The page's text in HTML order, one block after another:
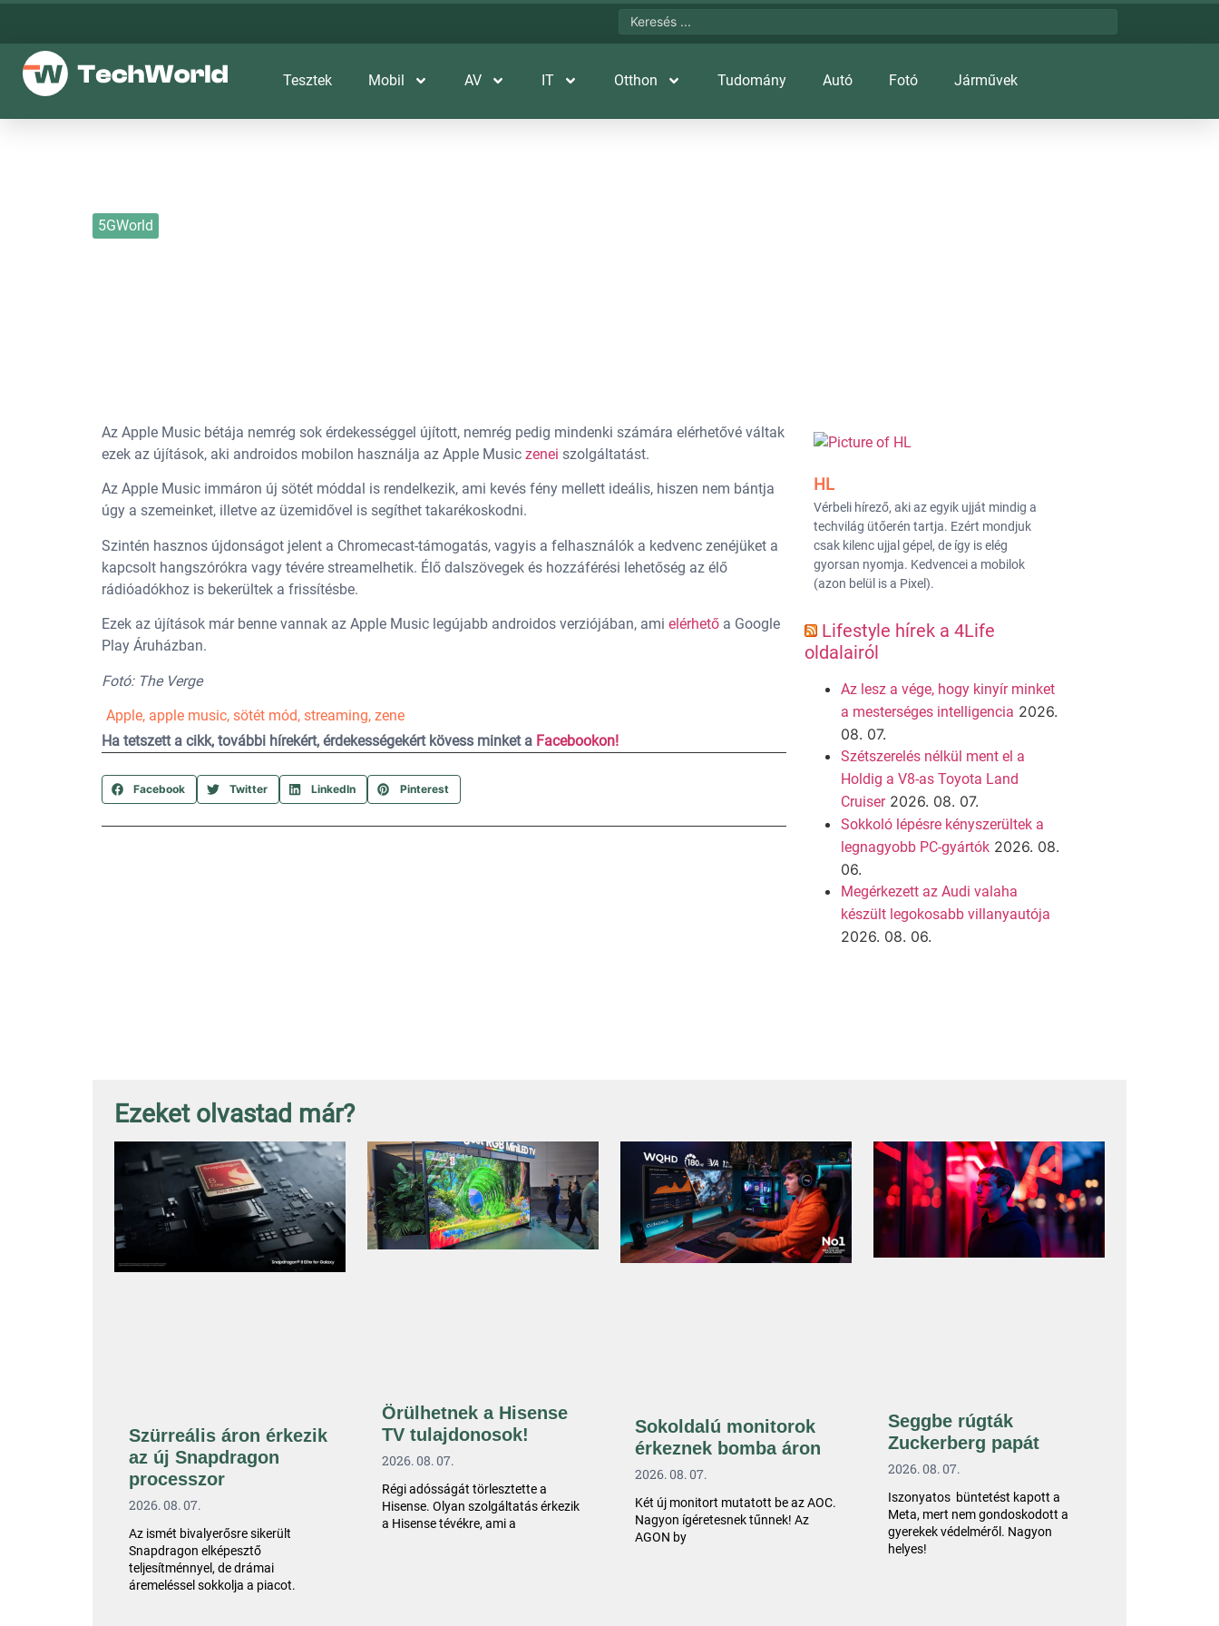
Tesztek Mobil AV IT Otthon Tudomány Autó Fotó Járművek
5GWorld
Az Apple Music bétája nemrég sok érdekességgel újított, nemrég pedig mindenki számára elérhetővé váltak
ezek az újítások, aki androidos mobilon használja az Apple Music zenei szolgáltatást.
Az Apple Music immáron új sötét móddal is rendelkezik, ami kevés fény mellett ideális, hiszen nem bántja
úgy a szemeinket, illetve az üzemidővel is segíthet takarékoskodni.
Szintén hasznos újdonságot jelent a Chromecast-támogatás, vagyis a felhasználók a kedvenc zenéjüket a
kapcsolt hangszórókra vagy tévére streamelhetik. Élő dalszövegek és hozzáférési lehetőség az élő
rádióadókhoz is bekerültek a frissítésbe.
Ezek az újítások már benne vannak az Apple Music legújabb androidos verziójában, ami elérhető a Google
Play Áruházban.
Fotó: The Verge
Apple, apple music, sötét mód, streaming, zene
Ha tetszett a cikk, további hírekért, érdekességekért kövess minket a Facebookon!
Facebook Twitter LinkedIn Pinterest
HL
Vérbeli hírező, aki az egyik ujját mindig a
techvilág ütőerén tartja. Ezért mondjuk
csak kilenc ujjal gépel, de így is elég
gyorsan nyomja. Kedvencei a mobilok
(azon belül is a Pixel).
Lifestyle hírek a 4Life
oldalairól
Az lesz a vége, hogy kinyír minket
a mesterséges intelligencia 2026.
08. 07.
Szétszerelés nélkül ment el a
Holdig a V8-as Toyota Land
Cruiser 2026. 08. 07.
Sokkoló lépésre kényszerültek a
legnagyobb PC-gyártók 2026. 08.
06.
Megérkezett az Audi valaha
készült legokosabb villanyautója
2026. 08. 06.
Ezeket olvastad már?
Szürreális áron érkezik
az új Snapdragon
processzor
2026. 08. 07.
Az ismét bivalyerősre sikerült
Snapdragon elképesztő
teljesítménnyel, de drámai
áremeléssel sokkolja a piacot.
Örülhetnek a Hisense
TV tulajdonosok!
2026. 08. 07.
Régi adósságát törlesztette a
Hisense. Olyan szolgáltatás érkezik
a Hisense tévékre, ami a
Sokoldalú monitorok
érkeznek bomba áron
2026. 08. 07.
Két új monitort mutatott be az AOC.
Nagyon ígéretesnek tűnnek! Az
AGON by
Seggbe rúgták
Zuckerberg papát
2026. 08. 07.
Iszonyatos büntetést kapott a
Meta, mert nem gondoskodott a
gyerekek védelméről. Nagyon
helyes!